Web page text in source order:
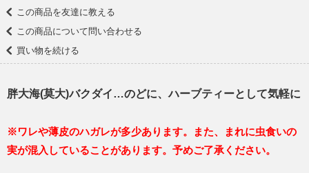
この商品を友達に教える
この商品について問い合わせる
買い物を続ける
胖大海(莫大)バクダイ…のどに、ハーブティーとして気軽に
※ワレや薄皮のハガレが多少あります。また、まれに虫食いの
実が混入していることがあります。予めご了承ください。